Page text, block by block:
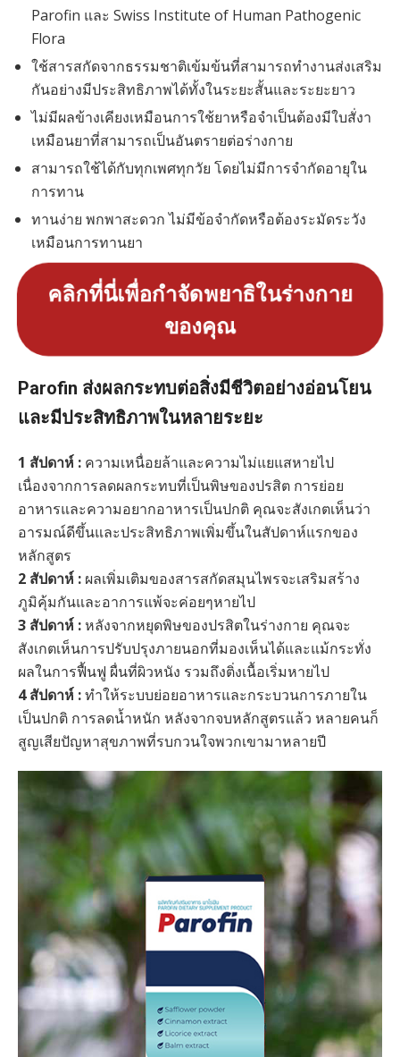
Parofin และ Swiss Institute of Human Pathogenic
Flora
ใช้สารสกัดจากธรรมชาติเข้มข้นที่สามารถทำงานส่งเสริม
กันอย่างมีประสิทธิภาพได้ทั้งในระยะสั้นและระยะยาว
ไม่มีผลข้างเคียงเหมือนการใช้ยาหรือจำเป็นต้องมีใบสั่งา
เหมือนยาที่สามารถเป็นอันตรายต่อร่างกาย
สามารถใช้ได้กับทุกเพศทุกวัย โดยไม่มีการจำกัดอายุใน
การทาน
ทานง่าย พกพาสะดวก ไม่มีข้อจำกัดหรือต้องระมัดระวัง
เหมือนการทานยา
คลิกที่นี่เพื่อกำจัดพยาธิในร่างกาย
ของคุณ
Parofin ส่งผลกระทบต่อสิ่งมีชีวิตอย่างอ่อนโยน
และมีประสิทธิภาพในหลายระยะ
1 สัปดาห์ : ความเหนื่อยล้าและความไม่แยแสหายไป
เนื่องจากการลดผลกระทบที่เป็นพิษของปรสิต การย่อย
อาหารและความอยากอาหารเป็นปกติ คุณจะสังเกตเห็นว่า
อารมณ์ดีขึ้นและประสิทธิภาพเพิ่มขึ้นในสัปดาห์แรกของ
หลักสูตร
2 สัปดาห์ : ผลเพิ่มเติมของสารสกัดสมุนไพรจะเสริมสร้าง
ภูมิคุ้มกันและอาการแพ้จะค่อยๆหายไป
3 สัปดาห์ :หลังจากหยุดพิษของปรสิตในร่างกาย คุณจะ
สังเกตเห็นการปรับปรุงภายนอกที่มองเห็นได้และแม้กระทั่ง
ผลในการฟื้นฟู ผื่นที่ผิวหนัง รวมถึงติ่งเนื้อเริ่มหายไป
4 สัปดาห์ :ทำให้ระบบย่อยอาหารและกระบวนการภายใน
เป็นปกติ การลดน้ำหนัก หลังจากจบหลักสูตรแล้ว หลายคนก็
สูญเสียปัญหาสุขภาพที่รบกวนใจพวกเขามาหลายปี